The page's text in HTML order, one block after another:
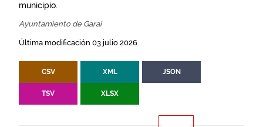
municipio.
Ayuntamiento de Garai
Última modificación 03 julio 2026
CSV XML JSON
TSV XLSX